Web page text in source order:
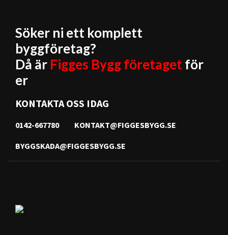
Söker ni ett komplett
byggföretag?
Då är Figges Bygg företagetför
er
KONTAKTA OSS IDAG
0142-667780 KONTAKT@FIGGESBYGG.SE
BYGGSKADA@FIGGESBYGG.SE